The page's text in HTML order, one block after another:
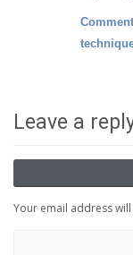
Leave a
Your email address